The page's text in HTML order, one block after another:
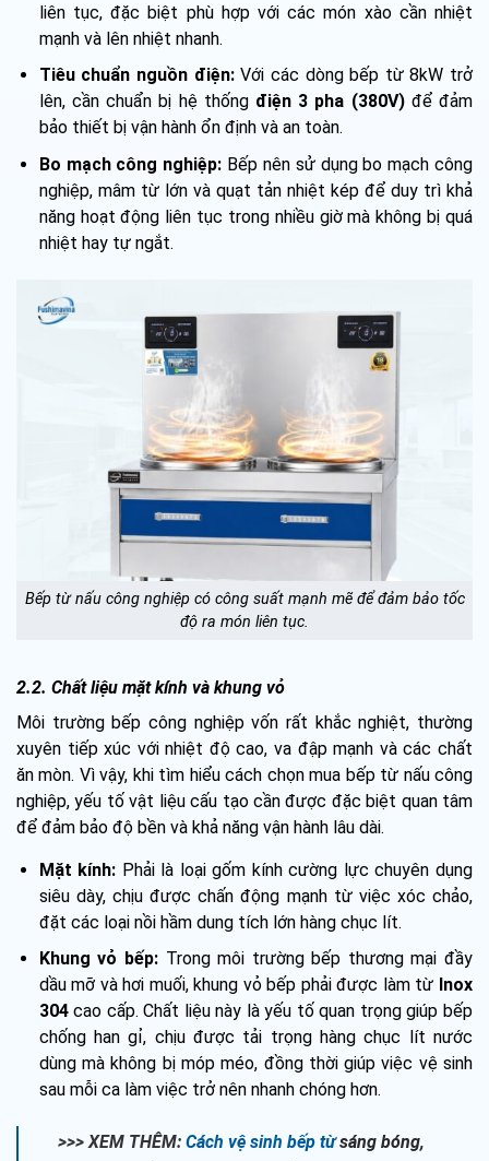
liên tục, đặc biệt phù hợp với các món xào cần nhiệt
mạnh và lên nhiệt nhanh.
Tiêu chuẩn nguồn điện:Với các dòng bếp từ 8kW trở
lên, cần chuẩn bị hệ thống điện 3 pha (380V)để đảm
bảo thiết bị vận hành ổn định và an toàn.
Bo mạch công nghiệp: Bếp nên sử dụng bo mạch công
nghiệp, mâm từ lớn và quạt tản nhiệt kép để duy trì khả
năng hoạt động liên tục trong nhiều giờ mà không bị quá
nhiệt hay tự ngắt.
Bếp từ nấu công nghiệp có công suất mạnh mẽ để đảm bảo tốc
độ ra món liên tục.
2.2. Chất liệu mặt kính và khung vỏ
Môi trường bếp công nghiệp vốn rất khắc nghiệt, thường
xuyên tiếp xúc với nhiệt độ cao, va đập mạnh và các chất
ăn mòn. Vì vậy, khi tìm hiểu cách chọn mua bếp từ nấu công
nghiệp, yếu tố vật liệu cấu tạo cần được đặc biệt quan tâm
để đảm bảo độ bền và khả năng vận hành lâu dài.
Mặt kính: Phải là loại gốm kính cường lực chuyên dụng
siêu dày, chịu được chấn động mạnh từ việc xóc chảo,
đặt các loại nồi hầm dung tích lớn hàng chục lít.
Khung vỏ bếp:Trong môi trường bếp thương mại đầy
dầu mỡ và hơi muối, khung vỏ bếp phải được làm từ Inox
304cao cấp. Chất liệu này là yếu tố quan trọng giúp bếp
chống han gỉ, chịu được tải trọng hàng chục lít nước
dùng mà không bị móp méo, đồng thời giúp việc vệ sinh
sau mỗi ca làm việc trở nên nhanh chóng hơn.
>>> XEM THÊM: Cách vệ sinh bếp từsáng bóng,